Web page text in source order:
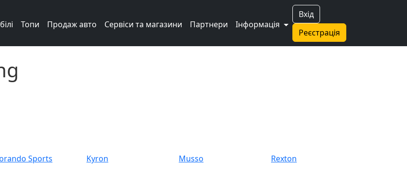
Вхід
Реєстрація
Топи Продаж авто Сервіси та магазини Партнери Інформація
Sports Kyron Musso Rexton